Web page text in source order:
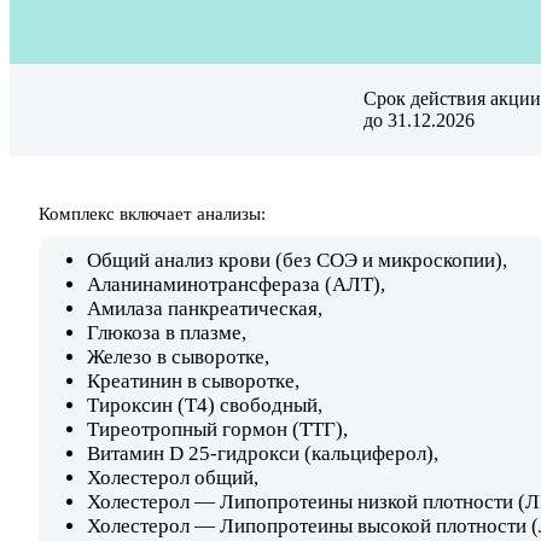
Срок действия
до 31.12.2026
Комплекс включает анализы:
Общий анализ крови (без СОЭ и микроскопии),
Аланинаминотрансфераза (АЛТ),
Амилаза панкреатическая,
Глюкоза в плазме,
Железо в сыворотке,
Креатинин в сыворотке,
Тироксин (Т4) свободный,
Тиреотропный гормон (ТТГ),
Витамин D 25-гидрокси (кальциферол),
Холестерол общий,
Холестерол — Липопротеины низкой плотности
Холестерол — Липопротеины высокой